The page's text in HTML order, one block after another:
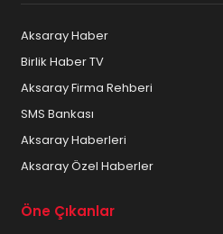
Aksaray Haber
Birlik Haber TV
Aksaray Firma Rehberi
SMS Bankası
Aksaray Haberleri
Aksaray Özel Haberler
Öne Çıkanlar